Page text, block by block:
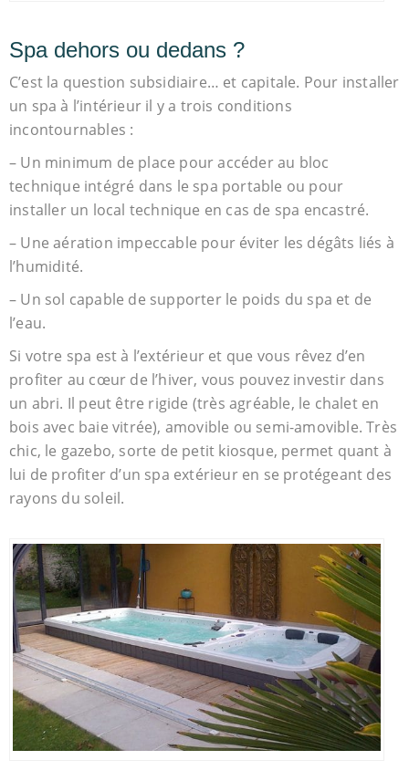
Spa dehors ou dedans ?
C’est la question subsidiaire… et capitale. Pour installer
un spa à l’intérieur il y a trois conditions
incontournables :
– Un minimum de place pour accéder au bloc
technique intégré dans le spa portable ou pour
installer un local technique en cas de spa encastré.
– Une aération impeccable pour éviter les dégâts liés à
l’humidité.
– Un sol capable de supporter le poids du spa et de
l’eau.
Si votre spa est à l’extérieur et que vous rêvez d’en
profiter au cœur de l’hiver, vous pouvez investir dans
un abri. Il peut être rigide (très agréable, le chalet en
bois avec baie vitrée), amovible ou semi-amovible. Très
chic, le gazebo, sorte de petit kiosque, permet quant à
lui de profiter d’un spa extérieur en se protégeant des
rayons du soleil.